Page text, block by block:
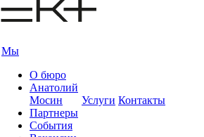
Мы
О бюро
Анатолий
Мосин
Партнеры
События
Услуги Контакты